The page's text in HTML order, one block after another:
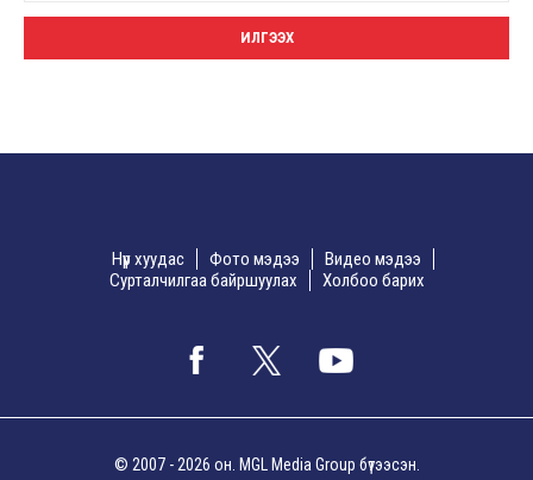
Нүүр хуудас Фото мэдээ
Видео мэдээ
Сурталчилгаа байршуулах
Холбоо барих
© 2007 - 2026 он. MGL Media Group бүтээсэн.